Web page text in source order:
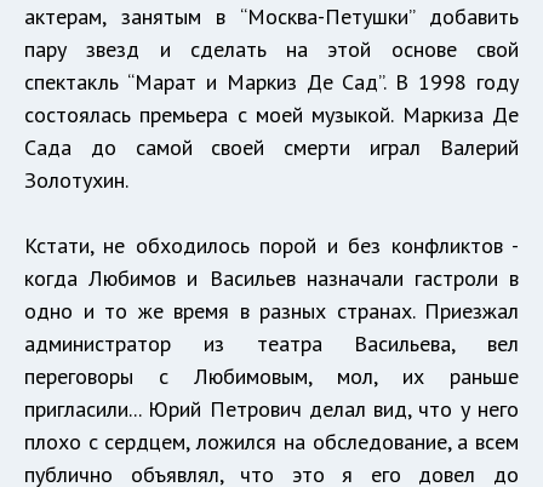
актерам, занятым в “Москва-Петушки” добавить
пару звезд и сделать на этой основе свой
спектакль “Марат и Маркиз Де Сад”. В 1998 году
состоялась премьера с моей музыкой. Маркиза Де
Сада до самой своей смерти играл Валерий
Золотухин.
Кстати, не обходилось порой и без конфликтов -
когда Любимов и Васильев назначали гастроли в
одно и то же время в разных странах. Приезжал
администратор из театра Васильева, вел
переговоры с Любимовым, мол, их раньше
пригласили... Юрий Петрович делал вид, что у него
плохо с сердцем, ложился на обследование, а всем
публично объявлял, что это я его довел до